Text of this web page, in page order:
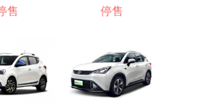
售 停售